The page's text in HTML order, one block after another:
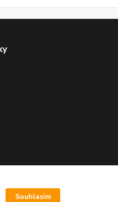
Souhlasím